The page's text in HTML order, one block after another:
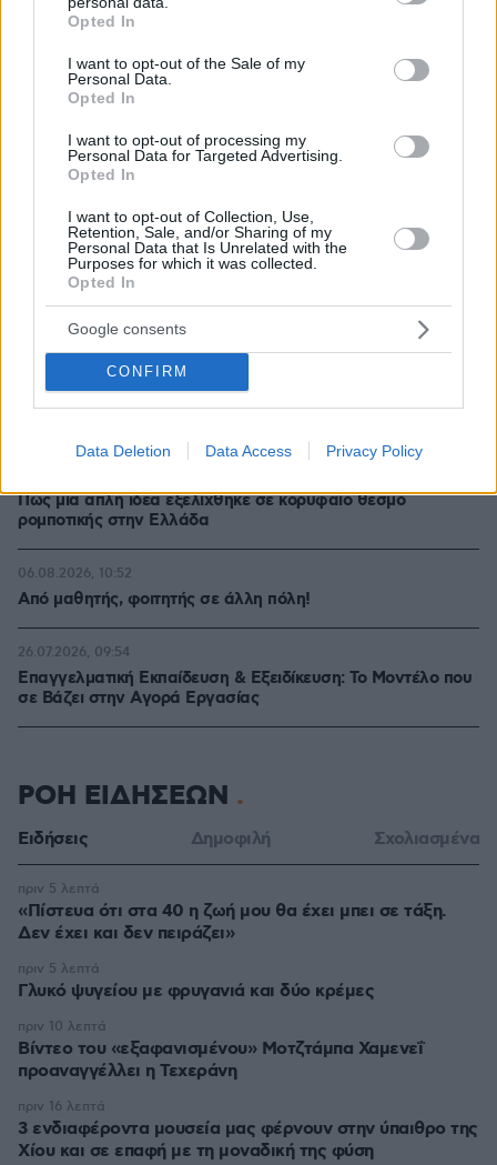
grant or deny consent to Google and its third-party tags to
use your data for below specified purposes in below Google
consent section.
Opted In
I want to opt-out of the Sale of my
Personal Data.
Opted In
I want to opt-out of processing my
Personal Data for Targeted Advertising.
Opted In
I want to opt-out of Collection, Use,
Retention, Sale, and/or Sharing of my
Personal Data that Is Unrelated with the
Purposes for which it was collected.
Opted In
Google consents
CONFIRM
Data Deletion Data Access Privacy Policy
Πώς μια απλή ιδέα εξελίχθηκε σε κορυφαίο θεσμό
ρομποτικής στην Ελλάδα
Από μαθητής, φοιτητής σε άλλη πόλη!
06.08.2026, 10:52
Επαγγελματική Εκπαίδευση & Εξειδίκευση: Το Mοντέλο που
σε Bάζει στην Aγορά Eργασίας
26.07.2026, 09:54
ΡΟΗ ΕΙΔΗΣΕΩΝ
Ειδήσεις Δημοφιλή Σχολιασμένα
«Πίστευα ότι στα 40 η ζωή μου θα έχει μπει σε τάξη.
Δεν έχει και δεν πειράζει»
πριν 5 λεπτά
Γλυκό ψυγείου με φρυγανιά και δύο κρέμες
πριν 5 λεπτά
Βίντεο του «εξαφανισμένου» Μοτζτάμπα Χαμενεΐ
προαναγγέλλει η Τεχεράνη
πριν 10 λεπτά
3 ενδιαφέροντα μουσεία μας φέρνουν στην ύπαιθρο της
Χίου και σε επαφή με τη μοναδική της φύση
πριν 16 λεπτά